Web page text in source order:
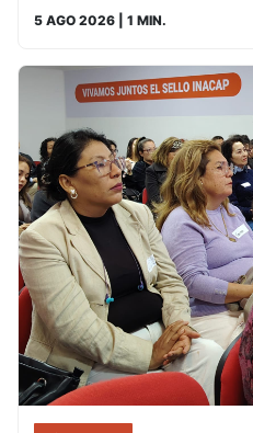
5 AGO 2026 | 1 MIN.